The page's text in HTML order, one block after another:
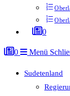
0
0 Menü
Sudetenland